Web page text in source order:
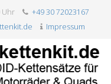
Uhr
+49 30 72023167
Impressum